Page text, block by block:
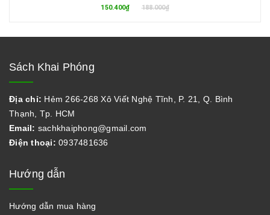
150.400₫ 188.000₫
Sách Khai Phóng
Địa chỉ: Hẻm 266-268 Xô Viết Nghệ Tĩnh, P. 21, Q. Bình
Thạnh, Tp. HCM
Email: sachkhaiphong@gmail.com
Điện thoại: 0937481636
Hướng dẫn
Hướng dẫn mua hàng